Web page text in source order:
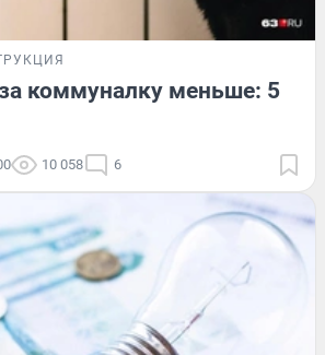
коммуналку меньше: 5
10 058 6